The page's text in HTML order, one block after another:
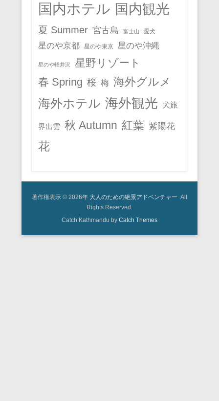
国内ホテル 国内観光
夏 Summer 宮古島 富士山 愛犬
星のや京都 星のや東京 星のや沖縄
星のや軽井沢
星野リゾート
春 Spring 桜 梅 海外グルメ
海外ホテル 海外観光 犬旅
界出雲 秋 Autumn 紅葉 紫陽花
花
著作権表示 © 2026年 大人のための絶景アドベンチャー All
Rights Reserved.
Catch Kathmandu by Catch Themes